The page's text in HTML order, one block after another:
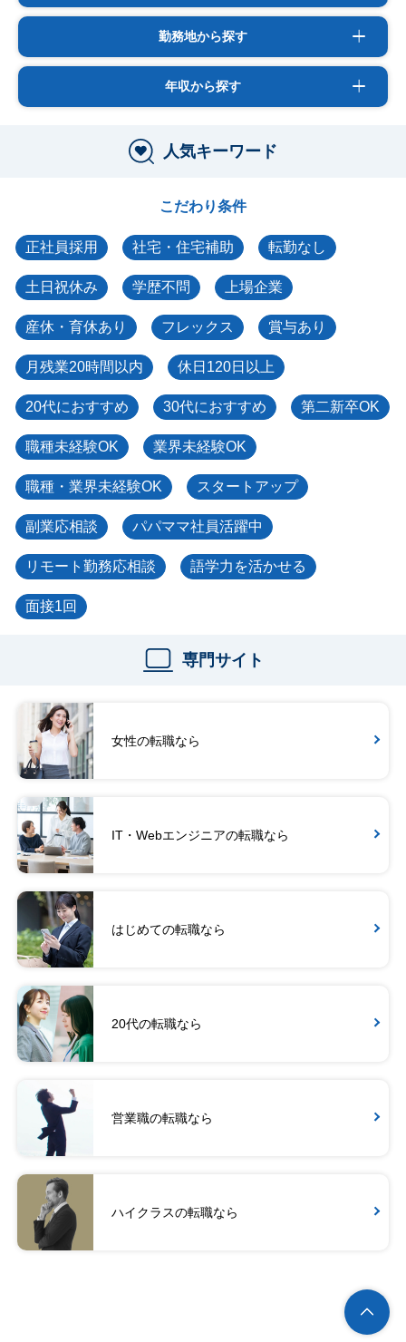
勤務地から探す
年収から探す
人気キーワード
こだわり条件
正社員採用 社宅・住宅補助 転勤なし
土日祝休み 学歴不問 上場企業
産休・育休あり フレックス 賞与あり
月残業20時間以内 休日120日以上
20代におすすめ 30代におすすめ 第二新卒OK
職種未経験OK 業界未経験OK
職種・業界未経験OK スタートアップ
副業応相談 パパママ社員活躍中
リモート勤務応相談 語学力を活かせる
面接1回
専門サイト
女性の転職なら
IT・Webエンジニアの転職なら
はじめての転職なら
20代の転職なら
営業職の転職なら
ハイクラスの転職なら